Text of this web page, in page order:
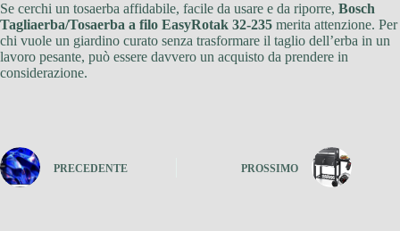
Se cerchi un tosaerba affidabile, facile da usare e da riporre, Bosch
Tagliaerba/Tosaerba a filo EasyRotak 32-235 merita attenzione. Per
chi vuole un giardino curato senza trasformare il taglio dell’erba in un
lavoro pesante, può essere davvero un acquisto da prendere in
considerazione.
PRECEDENTE PROSSIMO